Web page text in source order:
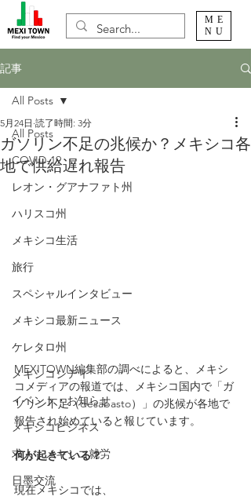
ME
NU
記事
All Posts
COVID-19
レオン・グアナファト州
ハリスコ州
メキシコ生活
旅行
スペシャルインタビュー
メキシコ最新ニュース
ケレタロ州
メキシコシティ
イベント・お知らせ
メキシコビジネス
求人・メキシコ就労
日墨交流
All Posts
ガソリン不足の兆候か？メキシコ各
地で供給遅れ報告
5月24日 読了時間: 3分
MEXITOWN編集部の調べによると、メキシ
コメディアの報道では、メキシコ国内で「ガ
ソリン不足（desabasto）」の兆候が各地で
報告され始めていると報じています。
何が起きている？
現在メキシコでは、